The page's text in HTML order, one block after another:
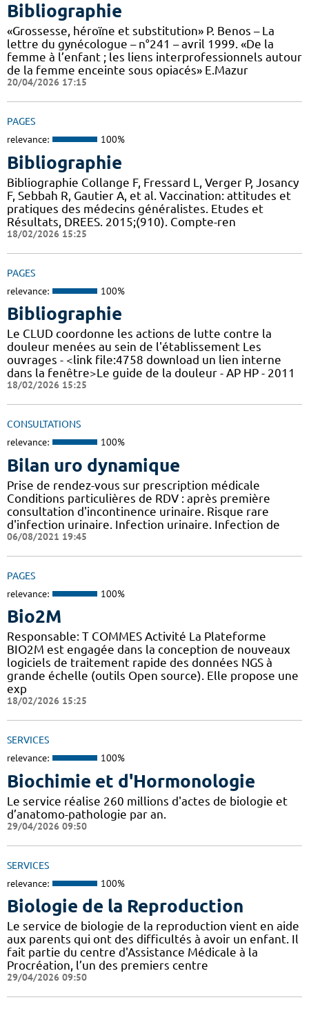
Bibliographie
«Grossesse, héroïne et substitution» P. Benos – La
lettre du gynécologue – n°241 – avril 1999. «De la
femme à l’enfant ; les liens interprofessionnels autour
de la femme enceinte sous opiacés» E.Mazur
20/04/2026 17:15
PAGES
relevance: 100%
Bibliographie
Bibliographie Collange F, Fressard L, Verger P, Josancy
F, Sebbah R, Gautier A, et al. Vaccination: attitudes et
pratiques des médecins généralistes. Etudes et
Résultats, DREES. 2015;(910). Compte-ren
18/02/2026 15:25
PAGES
relevance: 100%
Bibliographie
Le CLUD coordonne les actions de lutte contre la
douleur menées au sein de l'établissement Les
ouvrages - <link file:4758 download un lien interne
dans la fenêtre>Le guide de la douleur - AP HP - 2011
18/02/2026 15:25
CONSULTATIONS
relevance: 100%
Bilan uro dynamique
Prise de rendez-vous sur prescription médicale
Conditions particulières de RDV : après première
consultation d'incontinence urinaire. Risque rare
d'infection urinaire. Infection urinaire. Infection de
06/08/2021 19:45
PAGES
relevance: 100%
Bio2M
Responsable: T COMMES Activité La Plateforme
BIO2M est engagée dans la conception de nouveaux
logiciels de traitement rapide des données NGS à
grande échelle (outils Open source). Elle propose une
exp
18/02/2026 15:25
SERVICES
relevance: 100%
Biochimie et d'Hormonologie
Le service réalise 260 millions d'actes de biologie et
d’anatomo-pathologie par an.
29/04/2026 09:50
SERVICES
relevance: 100%
Biologie de la Reproduction
Le service de biologie de la reproduction vient en aide
aux parents qui ont des difficultés à avoir un enfant. Il
fait partie du centre d'Assistance Médicale à la
Procréation, l’un des premiers centre
29/04/2026 09:50